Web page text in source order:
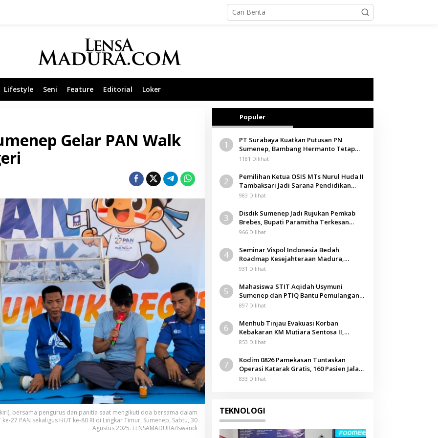
Lifestyle Seni Feature Editorial Loker
Gelar PAN Walk
bersama pengurus dan panitia saat mengikuti doa bersama dalam
27 PAN sekaligus HUT ke-80 RI di Lingkar Timur, Sumenep, Sabtu, 30
Agustus 2025. LENSAMADURA/Iswandi
Populer
1
PT Surabaya Kuatkan Putusan PN
Sumenep, Bambang Hermanto Tetap
Dinyatakan Pemilik Sah Tanah di
1181 Dilihat
2
Pemilihan Ketua OSIS MTs Nurul Huda II
Tambaksari Jadi Sarana Pendidikan
Demokrasi bagi Siswa
983 Dilihat
3
Disdik Sumenep Jadi Rujukan Pemkab
Brebes, Bupati Paramitha Terkesan
Pendidikan Berbasis Budaya
966 Dilihat
4
Seminar Vispol Indonesia Bedah
Roadmap Kesejahteraan Madura,
Pendidikan dan Hilirisasi Jadi Kunci
931 Dilihat
5
Mahasiswa STIT Aqidah Usymuni
Sumenep dan PTIQ Bantu Pemulangan
Jenazah WNI Asal Aceh di Malaysia
897 Dilihat
6
Menhub Tinjau Evakuasi Korban
Kebakaran KM Mutiara Sentosa II,
Apresiasi Respons Cepat Pemkab
853 Dilihat
7
Kodim 0826 Pamekasan Tuntaskan
Operasi Katarak Gratis, 160 Pasien Jalani
Tindakan Medis
833 Dilihat
TEKNOLOGI